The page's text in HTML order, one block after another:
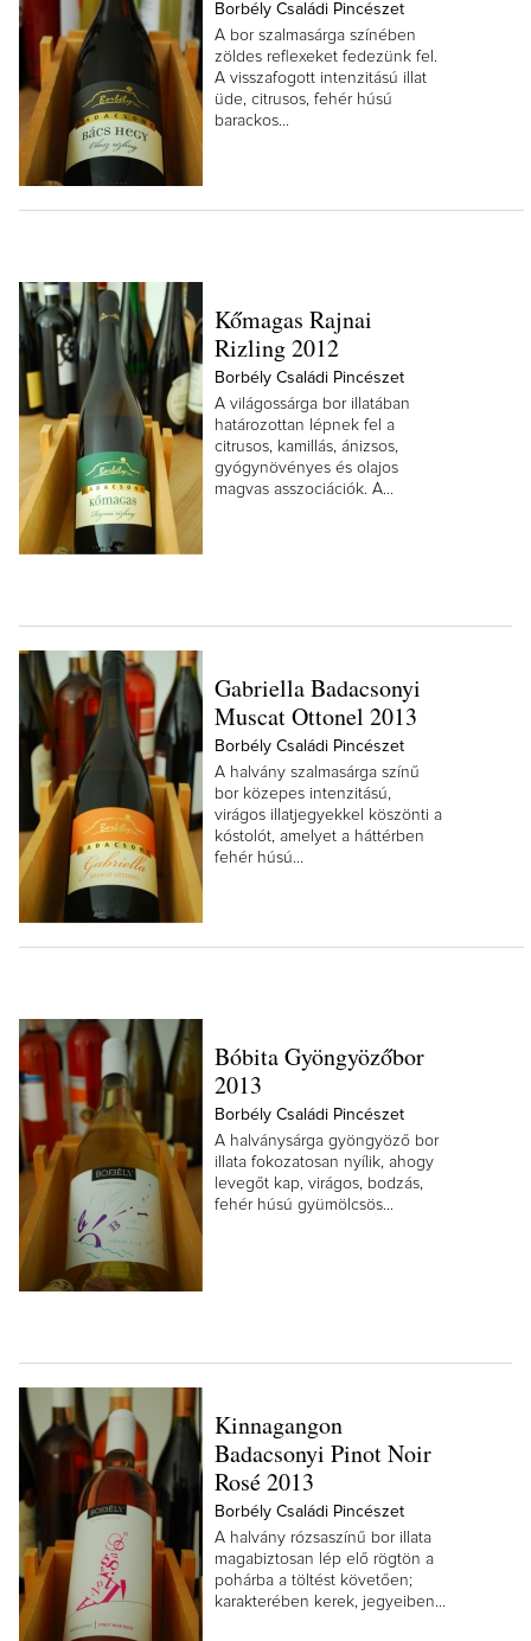
Borbély Családi Pincészet
A bor szalmasárga színében
zöldes reflexeket fedezünk fel.
A visszafogott intenzitású illat
üde, citrusos, fehér húsú
barackos...
Kőmagas Rajnai
Rizling 2012
Borbély Családi Pincészet
A világossárga bor illatában
határozottan lépnek fel a
citrusos, kamillás, ánizsos,
gyógynövényes és olajos
magvas asszociációk. A...
Gabriella Badacsonyi
Muscat Ottonel 2013
Borbély Családi Pincészet
A halvány szalmasárga színű
bor közepes intenzitású,
virágos illatjegyekkel köszönti a
kóstolót, amelyet a háttérben
fehér húsú...
Bóbita Gyöngyözőbor
2013
Borbély Családi Pincészet
A halványsárga gyöngyöző bor
illata fokozatosan nyílik, ahogy
levegőt kap, virágos, bodzás,
fehér húsú gyümölcsös...
Kinnagangon
Badacsonyi Pinot Noir
Rosé 2013
Borbély Családi Pincészet
A halvány rózsaszínű bor illata
magabiztosan lép elő rögtön a
pohárba a töltést követően;
karakterében kerek, jegyeiben...